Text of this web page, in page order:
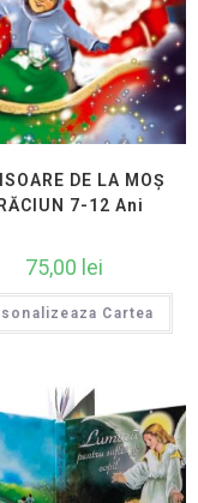
DE LA MOȘ
7-12 Ani
75,00 lei
Cartea